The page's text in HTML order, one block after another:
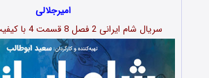
امیرجلالی
سریال شام ایرانی 2 فصل 8 قسمت 4 با کیفیت عالی Full HD